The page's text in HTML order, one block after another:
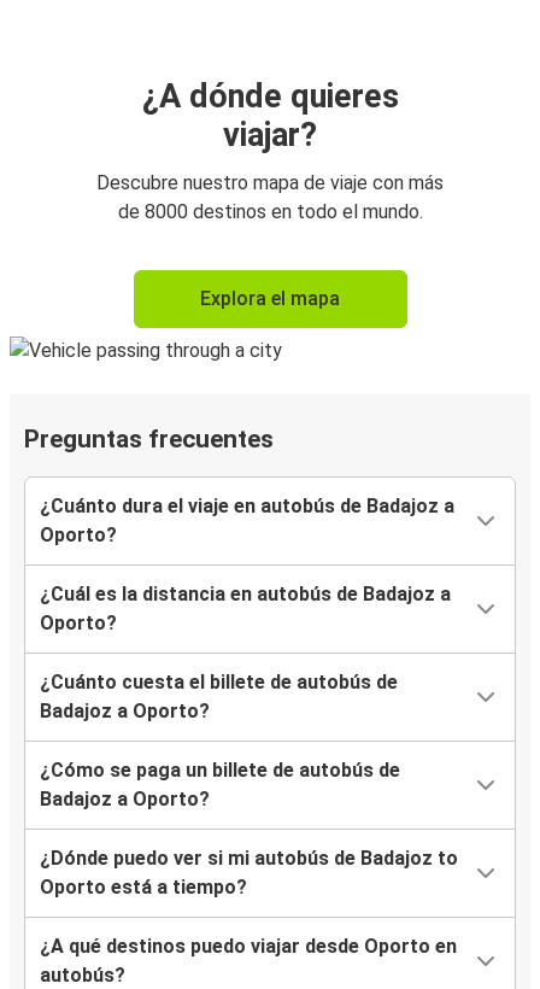
¿A dónde quieres
viajar?
Descubre nuestro mapa de viaje con más
de 8000 destinos en todo el mundo.
Explora el mapa
Preguntas frecuentes
¿Cuánto dura el viaje en autobús de Badajoz a
Oporto?
¿Cuál es la distancia en autobús de Badajoz a
Oporto?
¿Cuánto cuesta el billete de autobús de
Badajoz a Oporto?
¿Cómo se paga un billete de autobús de
Badajoz a Oporto?
¿Dónde puedo ver si mi autobús de Badajoz to
Oporto está a tiempo?
¿A qué destinos puedo viajar desde Oporto en
autobús?